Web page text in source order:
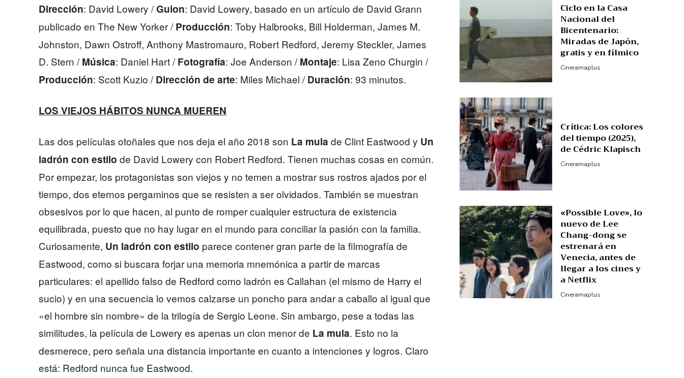
Dirección: David Lowery /Guion: David Lowery, basado en un artículo de David Grann
publicado en The New Yorker /Producción: Toby Halbrooks, Bill Holderman, James M.
Johnston, Dawn Ostroff, Anthony Mastromauro, Robert Redford, Jeremy Steckler, James
D. Stern /Música: Daniel Hart /Fotografía: Joe Anderson /Montaje: Lisa Zeno Churgin /
Producción: Scott Kuzio /Dirección de arte: Miles Michael /Duración: 93 minutos.
LOS VIEJOS HÁBITOS NUNCA MUEREN
Las dos películas otoñales que nos deja el año 2018 son La mula de Clint Eastwood y Un
ladrón con estilo de David Lowery con Robert Redford. Tienen muchas cosas en común.
Por empezar, los protagonistas son viejos y no temen a mostrar sus rostros ajados por el
tiempo, dos eternos pergaminos que se resisten a ser olvidados. También se muestran
obsesivos por lo que hacen, al punto de romper cualquier estructura de existencia
equilibrada, puesto que no hay lugar en el mundo para conciliar la pasión con la familia.
Curiosamente, Un ladrón con estilo parece contener gran parte de la filmografía de
Eastwood, como si buscara forjar una memoria mnemónica a partir de marcas
particulares: el apellido falso de Redford como ladrón es Callahan (el mismo de Harry el
sucio) y en una secuencia lo vemos calzarse un poncho para andar a caballo al igual que
«el hombre sin nombre» de la trilogía de Sergio Leone. Sin ambargo, pese a todas las
similitudes, la película de Lowery es apenas un clon menor de La mula. Esto no la
desmerece, pero señala una distancia importante en cuanto a intenciones y logros. Claro
está: Redford nunca fue Eastwood.
Ciclo en la Casa
Nacional del
Bicentenario:
Miradas de Japón,
gratis y en fílmico
Cineramaplus
Crítica: Los colores
del tiempo (2025),
de Cédric Klapisch
Cineramaplus
«Possible Love», lo
nuevo de Lee
Chang-dong se
estrenará en
Venecia, antes de
llegar a los cines y
a Netflix
Cineramaplus